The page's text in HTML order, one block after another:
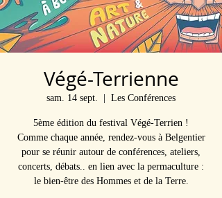
Végé-Terrienne
sam. 14 sept. Les Conférences
5ème édition du festival Végé-Terrien !
Comme chaque année, rendez-vous à Belgentier
pour se réunir autour de conférences, ateliers,
concerts, débats.. en lien avec la permaculture :
le bien-être des Hommes et de la Terre.